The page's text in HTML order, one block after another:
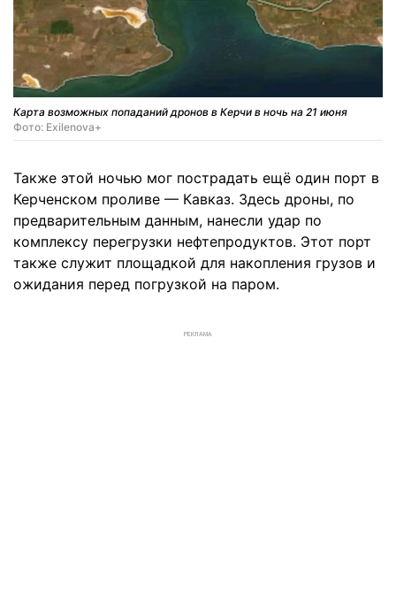
Карта возможных попаданий дронов в Керчи в ночь на 21 июня
Фото: Exilenova+
Также этой ночью мог пострадать ещё один порт в
Керченском проливе — Кавказ. Здесь дроны, по
предварительным данным, нанесли удар по
комплексу перегрузки нефтепродуктов. Этот порт
также служит площадкой для накопления грузов и
ожидания перед погрузкой на паром.
РЕКЛАМА